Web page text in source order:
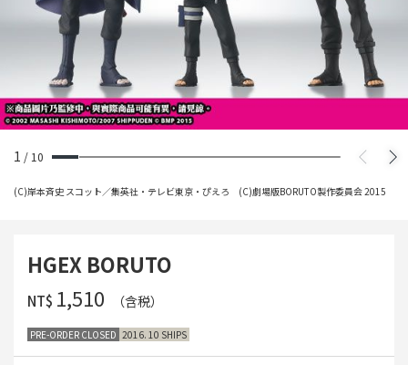
1 / 10
(C)岸本斉史 スコット／集英社・テレビ東京・ぴえろ (C)劇場版BORUTO製作委員会 2015
HGEX BORUTO
NT$ ‌1,510 （含税）
PRE-ORDER CLOSED 2016. 10 SHIPS